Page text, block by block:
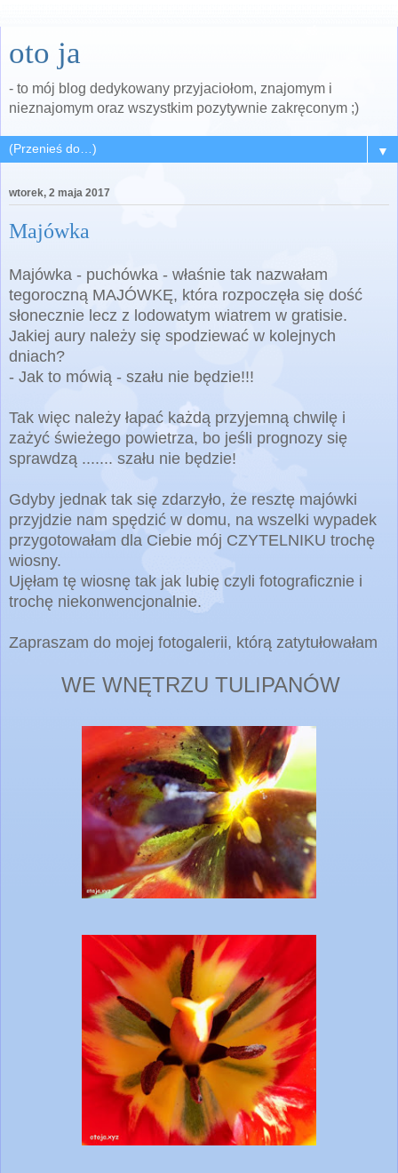
oto ja
- to mój blog dedykowany przyjaciołom, znajomym i
nieznajomym oraz wszystkim pozytywnie zakręconym ;)
▼
wtorek, 2 maja 2017
Majówka
Majówka - puchówka - właśnie tak nazwałam
tegoroczną MAJÓWKĘ, która rozpoczęła się dość
słonecznie lecz z lodowatym wiatrem w gratisie.
Jakiej aury należy się spodziewać w kolejnych
dniach?
- Jak to mówią - szału nie będzie!!!
Tak więc należy łapać każdą przyjemną chwilę i
zażyć świeżego powietrza, bo jeśli prognozy się
sprawdzą ....... szału nie będzie!
Gdyby jednak tak się zdarzyło, że resztę majówki
przyjdzie nam spędzić w domu, na wszelki wypadek
przygotowałam dla Ciebie mój CZYTELNIKU trochę
wiosny.
Ujęłam tę wiosnę tak jak lubię czyli fotograficznie i
trochę niekonwencjonalnie.
Zapraszam do mojej fotogalerii, którą zatytułowałam
WE WNĘTRZU TULIPANÓW